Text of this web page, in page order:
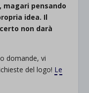
pensando
idea. Il
non darà
domande, vi
del logo! Le